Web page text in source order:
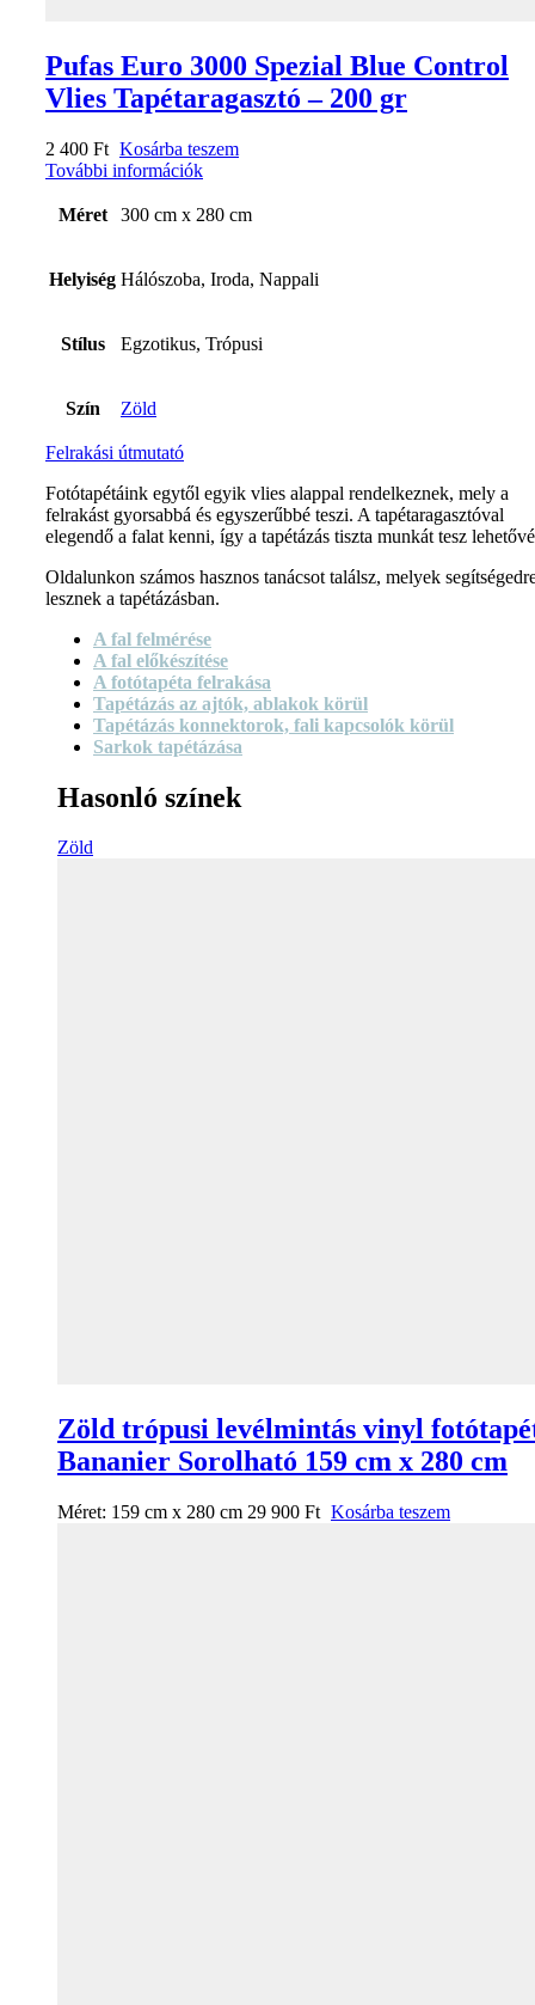
Pufas Euro 3000 Spezial Blue Control
Vlies Tapétaragasztó – 200 gr
2 400 Ft Kosárba teszem
További információk
Méret 300 cm x 280 cm
Helyiség Hálószoba, Iroda, Nappali
Stílus Egzotikus, Trópusi
Szín Zöld
Felrakási útmutató
Fotótapétáink egytől egyik vlies alappal rendelkeznek, mely a
felrakást gyorsabbá és egyszerűbbé teszi. A tapétaragasztóval
elegendő a falat kenni, így a tapétázás tiszta munkát tesz
Oldalunkon számos hasznos tanácsot találsz, melyek
lesznek a tapétázásban.
A fal felmérése
A fal előkészítése
A fotótapéta felrakása
Tapétázás az ajtók, ablakok körül
Tapétázás konnektorok, fali kapcsolók körül
Sarkok tapétázása
Hasonló színek
Zöld
Zöld trópusi levélmintás vinyl
Bananier Sorolható 159 cm x 280 cm
Méret: 159 cm x 280 cm 29 900 Ft Kosárba teszem